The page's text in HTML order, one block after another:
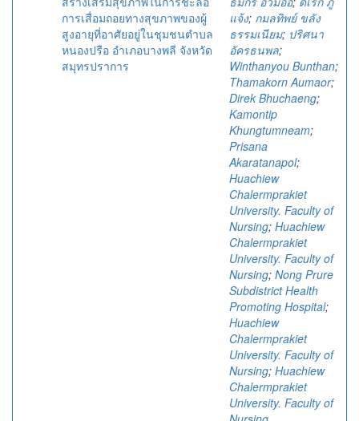
การเสื่อมถอยทางสุขภาพของผู้
สูงอายุที่อาศัยอยู่ในชุมชนตำบล
หนองปรือ อำเภอบางพลี จังหวัด
สมุทรปราการ
แจ้ง; กมลทิพย์ ขลัง
ธรรมเนียม; ปริศนา
อัครธนพล;
Winthanyou Bunthan;
Thamakorn Aumaor;
Direk Bhuchaeng;
Kamontip
Khungtumneam;
Prisana
Akaratanapol;
Huachiew
Chalermprakiet
University. Faculty of
Nursing; Huachiew
Chalermprakiet
University. Faculty of
Nursing; Nong Prure
Subdistrict Health
Promoting Hospital;
Huachiew
Chalermprakiet
University. Faculty of
Nursing; Huachiew
Chalermprakiet
University. Faculty of